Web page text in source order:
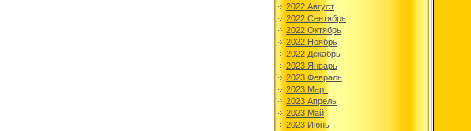
2022 Август
2022 Сентябрь
2022 Октябрь
2022 Ноябрь
2022 Декабрь
2023 Январь
2023 Февраль
2023 Март
2023 Апрель
2023 Май
2023 Июнь